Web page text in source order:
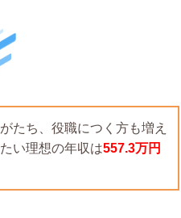
たち、役職につく方も増え
い理想の年収は557.3万円